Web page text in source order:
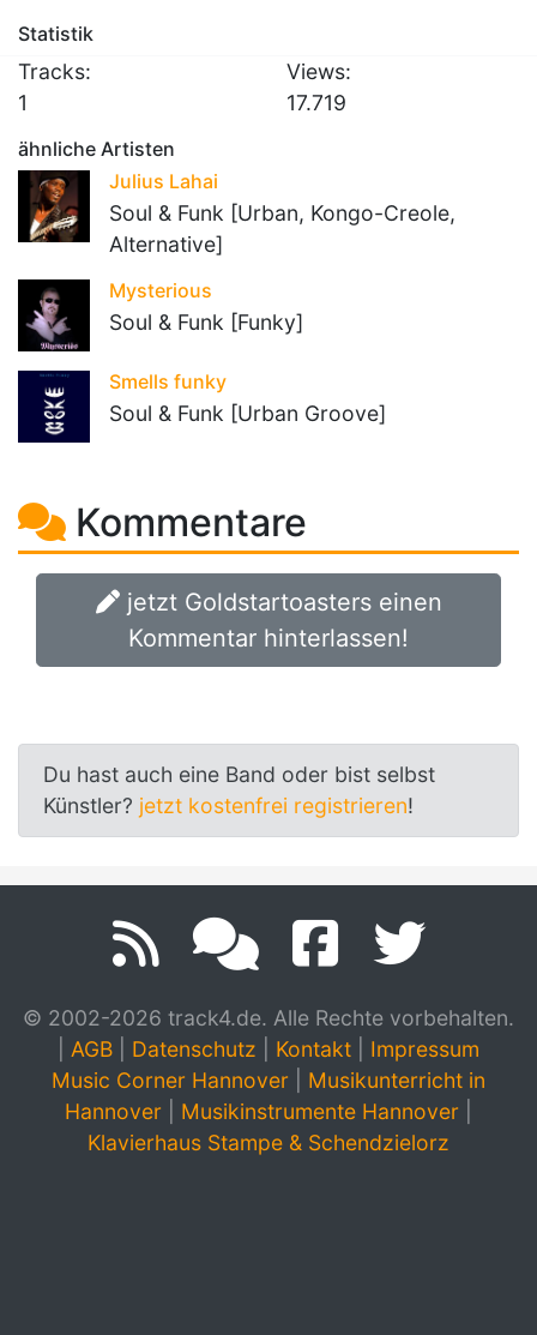
Statistik
Tracks:
1
Views:
17.719
ähnliche Artisten
Julius Lahai
Soul & Funk [Urban, Kongo-Creole,
Alternative]
Mysterious
Soul & Funk [Funky]
Smells funky
Soul & Funk [Urban Groove]
Kommentare
jetzt Goldstartoasters einen
Kommentar hinterlassen!
Du hast auch eine Band oder bist selbst
Künstler? jetzt kostenfrei registrieren!
© 2002-2026 track4.de. Alle Rechte vorbehalten.
AGB Datenschutz Kontakt
Impressum
Music Corner Hannover
Musikunterricht in
Hannover
Musikinstrumente Hannover
Klavierhaus Stampe & Schendzielorz